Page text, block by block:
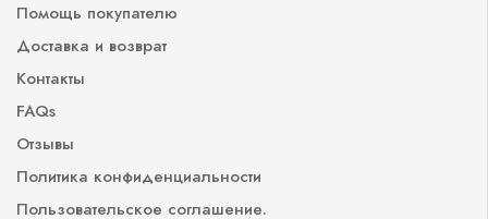
Помощь покупателю
Доставка и возврат
Контакты
FAQs
Отзывы
Политика конфиденциальности
Пользовательское соглашение.